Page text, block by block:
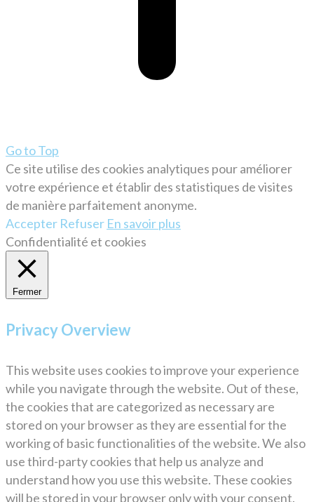
Go to Top
Ce site utilise des cookies analytiques pour améliorer
votre expérience et établir des statistiques de visites
de manière parfaitement anonyme.
Accepter Refuser En savoir plus
Confidentialité et cookies
Fermer
Privacy Overview
This website uses cookies to improve your experience
while you navigate through the website. Out of these,
the cookies that are categorized as necessary are
stored on your browser as they are essential for the
working of basic functionalities of the website. We also
use third-party cookies that help us analyze and
understand how you use this website. These cookies
will be stored in your browser only with your consent.